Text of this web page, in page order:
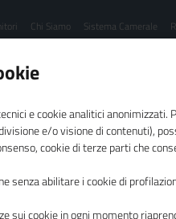
Chi Siamo Sistema Camerale
il sistema camerale
e cookie analitici anonimizzati.
e/o visione di contenuti),
cookie di terze parti che
senza abilitare i cookie di
sui cookie in ogni momento